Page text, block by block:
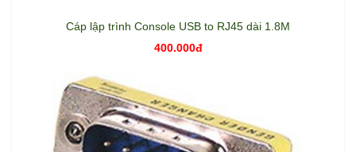
Cáp lập trình Console USB to RJ45 dài 1.8M
400.000đ